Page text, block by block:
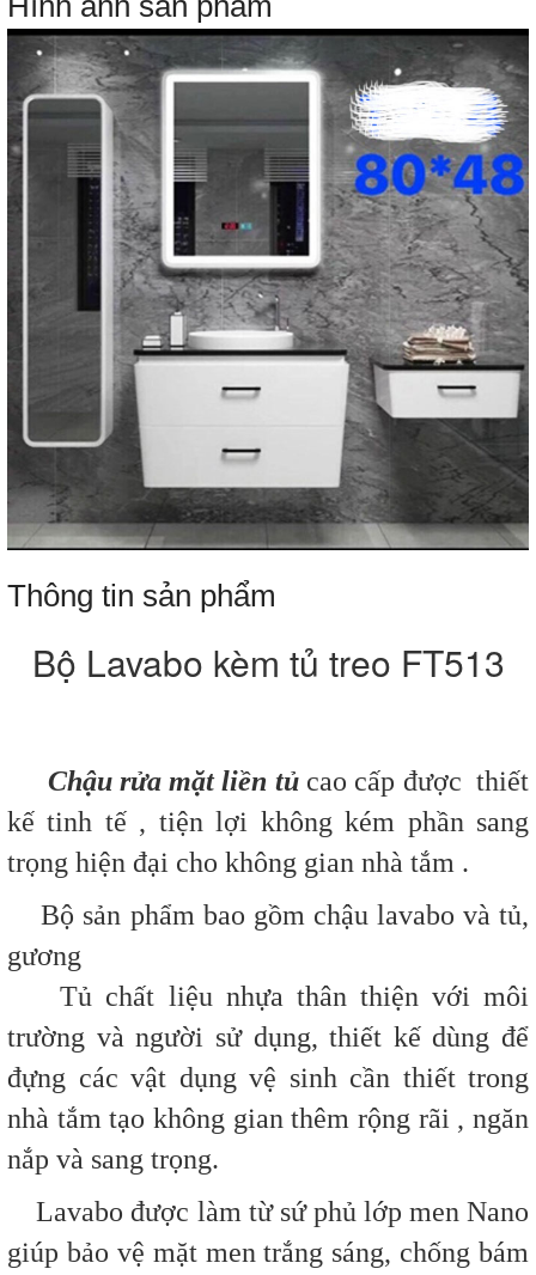
Thông tin sản phẩm
Bộ Lavabo kèm tủ treo FT513
Chậu rửa mặt liền tủcao cấp được thiết
kế tinh tế , tiện lợi không kém phần sang
trọng hiện đại cho không gian nhà tắm .
Bộ sản phẩm bao gồm chậu lavabo và tủ,
gương
Tủ chất liệu nhựa thân thiện với môi
trường và người sử dụng, thiết kế dùng để
đựng các vật dụng vệ sinh cần thiết trong
nhà tắm tạo không gian thêm rộng rãi , ngăn
nắp và sang trọng.
Lavabo được làm từ sứ phủ lớp men Nano
giúp bảo vệ mặt men trắng sáng, chống bám